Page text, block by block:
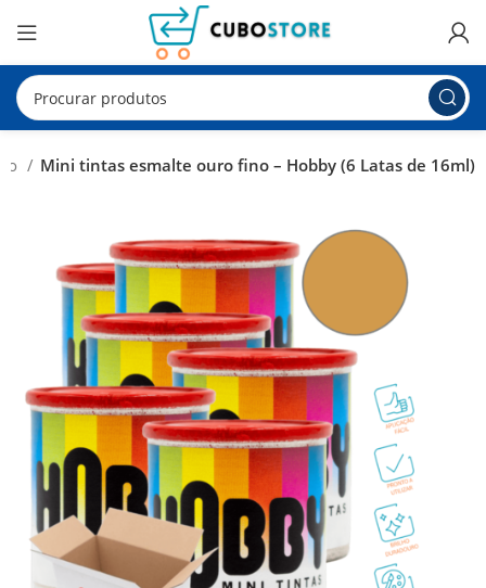
Mini tintas esmalte ouro fino – Hobby (6 Latas de 16ml)